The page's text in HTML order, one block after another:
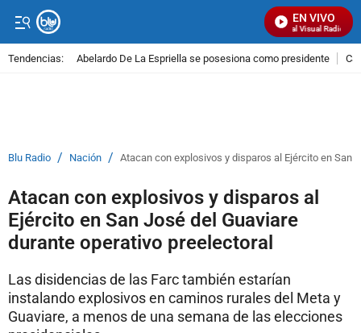
EN VIVO
Señal Visual Radio
Tendencias: Abelardo De La Espriella se posesiona como presidente
Blu Radio / Nación / Atacan con explosivos y disparos al Ejército en San
Atacan con explosivos y disparos al
Ejército en San José del Guaviare
durante operativo preelectoral
Las disidencias de las Farc también estarían
instalando explosivos en caminos rurales del Meta y
Guaviare, a menos de una semana de las elecciones